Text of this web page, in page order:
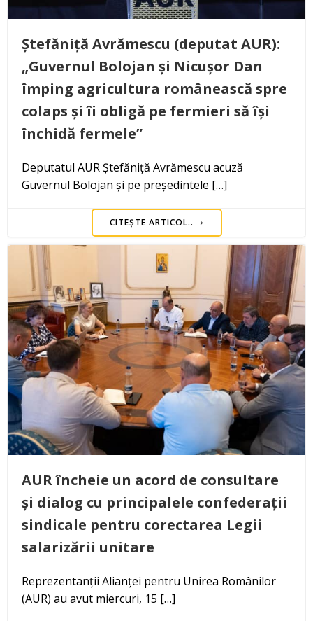
Ștefăniță Avrămescu (deputat AUR):
„Guvernul Bolojan și Nicușor Dan
împing agricultura românească spre
colaps și îi obligă pe fermieri să își
închidă fermele”
Deputatul AUR Ștefăniță Avrămescu acuză
Guvernul Bolojan și pe președintele […]
CITEȘTE ARTICOL..
AUR încheie un acord de consultare
și dialog cu principalele confederații
sindicale pentru corectarea Legii
salarizării unitare
Reprezentanții Alianței pentru Unirea Românilor
(AUR) au avut miercuri, 15 […]